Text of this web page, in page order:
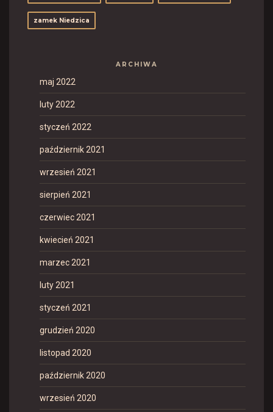
zamek Niedzica
ARCHIWA
maj 2022
luty 2022
styczeń 2022
październik 2021
wrzesień 2021
sierpień 2021
czerwiec 2021
kwiecień 2021
marzec 2021
luty 2021
styczeń 2021
grudzień 2020
listopad 2020
październik 2020
wrzesień 2020